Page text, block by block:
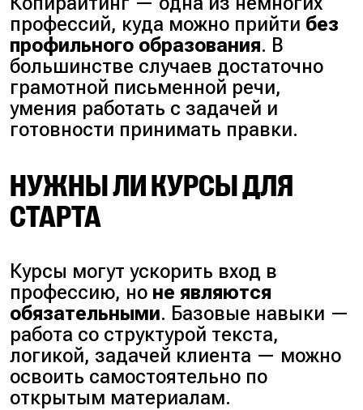
профессий, куда можно прийти без
профильного образования. В
большинстве случаев достаточно
грамотной письменной речи,
умения работать с задачей и
готовности принимать правки.
НУЖНЫ ЛИ КУРСЫ ДЛЯ
СТАРТА
Курсы могут ускорить вход в
профессию, но не являются
обязательными. Базовые навыки —
работа со структурой текста,
логикой, задачей клиента — можно
освоить самостоятельно по
открытым материалам.